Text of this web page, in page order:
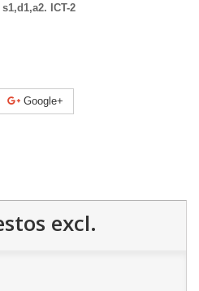
ICT-2
Google+
excl.